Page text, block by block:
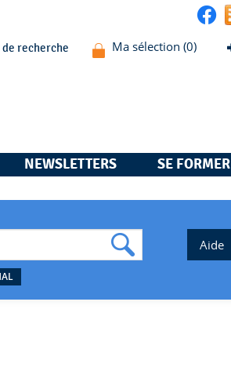
recherche
NEWSLETTERS SE FORMER